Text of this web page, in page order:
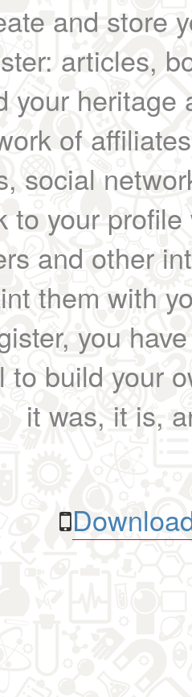
and store
articles,
your heritage
of
social
to your
and other
them with
you
to build your
it was, it is,